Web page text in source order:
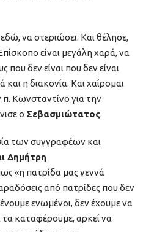
να στεριώσει. Και θέλησε,
είναι μεγάλη χαρά, να
που δεν είναι που δεν είναι
η διακονία. Και χαίρομαι
Κωνσταντίνο για την
ο Σεβασμιώτατος.
των συγγραφέων και
Δημήτρη
«η πατρίδα μας γεννά
από πατρίδες που δεν
ενωμένοι, δεν έχουμε να
καταφέρουμε, αρκεί να